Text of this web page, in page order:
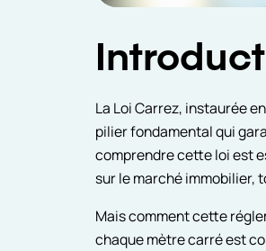
La Loi Carrez, instaurée
pilier fondamental qui
comprendre cette loi est
sur le marché immobilier,
Mais comment cette
chaque mètre carré est